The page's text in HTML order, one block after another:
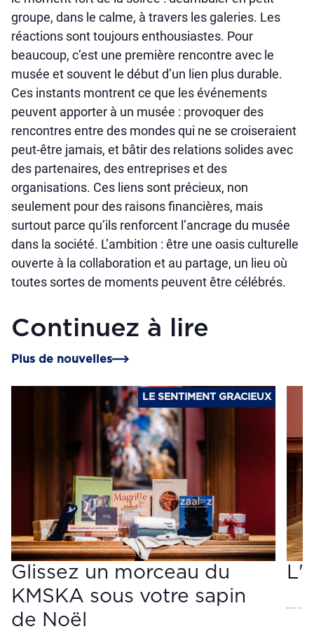
groupe, dans le calme, à travers les galeries. Les
réactions sont toujours enthousiastes. Pour
beaucoup, c’est une première rencontre avec le
musée et souvent le début d’un lien plus durable.
Ces instants montrent ce que les événements
peuvent apporter à un musée : provoquer des
rencontres entre des mondes qui ne se croiseraient
peut-être jamais, et bâtir des relations solides avec
des partenaires, des entreprises et des
organisations. Ces liens sont précieux, non
seulement pour des raisons financières, mais
surtout parce qu’ils renforcent l’ancrage du musée
dans la société. L’ambition : être une oasis culturelle
ouverte à la collaboration et au partage, un lieu où
toutes sortes de moments peuvent être célébrés.
Continuez à lire
Plus de nouvelles
LE SENTIMENT GRACIEUX
Glissez un morceau du
KMSKA sous votre sapin
de Noël